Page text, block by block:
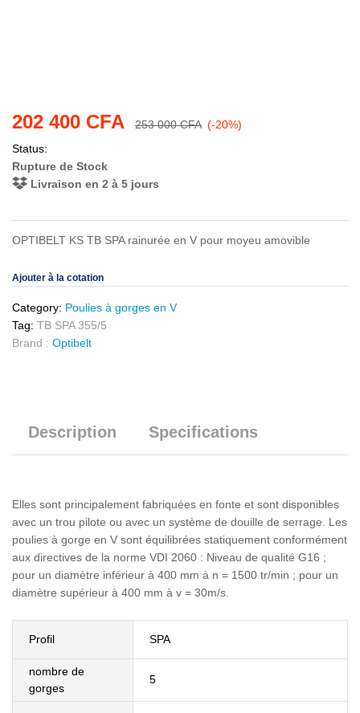
202 400 CFA 253 000CFA (-20%)
Status:
Rupture de Stock
Livraison en 2 à 5 jours
OPTIBELT KS TB SPA rainurée en V pour moyeu amovible
Ajouter à la cotation
Category: Poulies à gorges en V
Tag: TB SPA 355/5
Brand : Optibelt
Description Specifications
Elles sont principalement fabriquées en fonte et sont disponibles
avec un trou pilote ou avec un système de douille de serrage. Les
poulies à gorge en V sont équilibrées statiquement conformément
aux directives de la norme VDI 2060 : Niveau de qualité G16 ;
pour un diamètre inférieur à 400 mm à n = 1500 tr/min ; pour un
diamètre supérieur à 400 mm à v = 30m/s.
Profil SPA
nombre de
gorges
5